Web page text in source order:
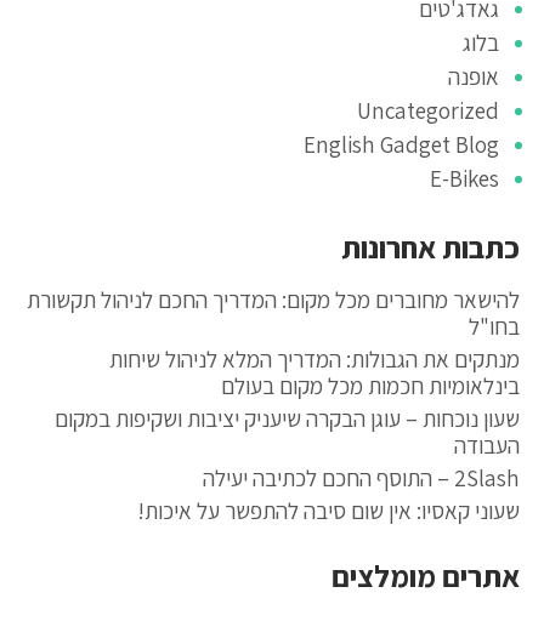
גאדג'טים
בלוג
אופנה
Uncategorized
English Gadget Blog
E-Bikes
כתבות אחרונות
להישאר מחוברים מכל מקום: המדריך החכם לניהול תקשורת
בחו"ל
מנתקים את הגבולות: המדריך המלא לניהול שיחות
בינלאומיות חכמות מכל מקום בעולם
שעון נוכחות – עוגן הבקרה שיעניק יציבות ושקיפות במקום
העבודה
2Slash – התוסף החכם לכתיבה יעילה
שעוני קאסיו: אין שום סיבה להתפשר על איכות!
אתרים מומלצים